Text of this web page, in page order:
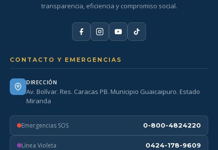
transparencia, eficiencia y compromiso social.
CONTACTO Y EMERGENCIAS
DIRECCIÓN
Av. Bolívar. Res. Caracas PB. Municipio Guaicaipuro. Estado
Miranda
Emergencias SOS 0-800-4824220
Línea Violeta 0424-178-9609